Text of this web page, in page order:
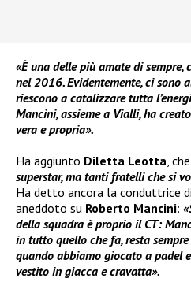
«È una delle più amate di sempre,
nel 2016. Evidentemente, ci sono
riescono a catalizzare tutta
Mancini, assieme a Vialli, ha
vera e propria».
Ha aggiunto Diletta Leotta ,
superstar, ma tanti fratelli che si
Ha detto ancora la conduttrice di
aneddoto su Roberto Mancini:
della squadra è proprio il CT:
in tutto quello che fa, resta
quando abbiamo giocato a padel
vestito in giacca e cravatta».